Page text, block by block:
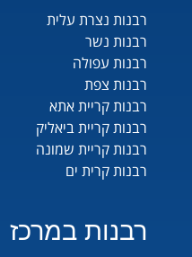
רבנות נצרת עלית
רבנות נשר
רבנות עפולה
רבנות צפת
רבנות קריית אתא
רבנות קריית ביאליק
רבנות קריית שמונה
רבנות קרית ים
רבנות במרכז